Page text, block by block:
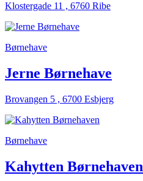
Klostergade 11 , 6760 Ribe
Børnehave
Jerne Børnehave
Brovangen 5 , 6700 Esbjerg
Børnehave
Kahytten Børnehaven